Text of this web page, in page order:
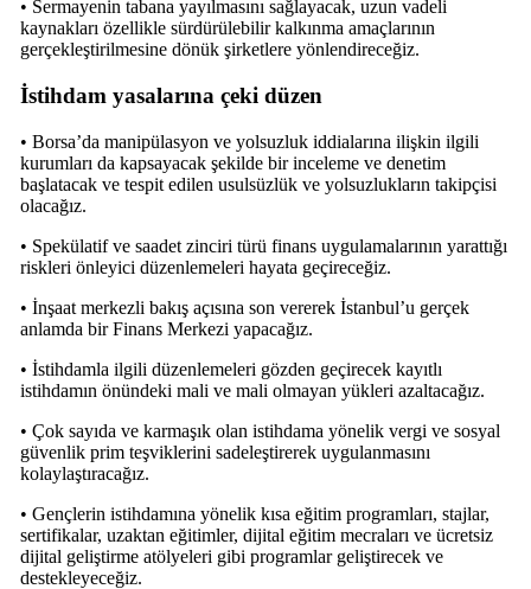
• Sermayenin tabana yayılmasını sağlayacak, uzun vadeli
kaynakları özellikle sürdürülebilir kalkınma amaçlarının
gerçekleştirilmesine dönük şirketlere yönlendireceğiz.
İstihdam yasalarına çeki düzen
• Borsa’da manipülasyon ve yolsuzluk iddialarına ilişkin ilgili
kurumları da kapsayacak şekilde bir inceleme ve denetim
başlatacak ve tespit edilen usulsüzlük ve yolsuzlukların takipçisi
olacağız.
• Spekülatif ve saadet zinciri türü finans uygulamalarının yarattığı
riskleri önleyici düzenlemeleri hayata geçireceğiz.
• İnşaat merkezli bakış açısına son vererek İstanbul’u gerçek
anlamda bir Finans Merkezi yapacağız.
• İstihdamla ilgili düzenlemeleri gözden geçirecek kayıtlı
istihdamın önündeki mali ve mali olmayan yükleri azaltacağız.
• Çok sayıda ve karmaşık olan istihdama yönelik vergi ve sosyal
güvenlik prim teşviklerini sadeleştirerek uygulanmasını
kolaylaştıracağız.
• Gençlerin istihdamına yönelik kısa eğitim programları, stajlar,
sertifikalar, uzaktan eğitimler, dijital eğitim mecraları ve ücretsiz
dijital geliştirme atölyeleri gibi programlar geliştirecek ve
destekleyeceğiz.